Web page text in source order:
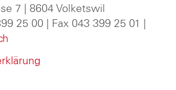
7 | 8604 Volketswil
25 00 | Fax 043 399 25 01 |